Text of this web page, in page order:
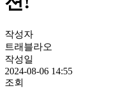
작성자
트래블라오
작성일
2024-08-06 14:55
조회